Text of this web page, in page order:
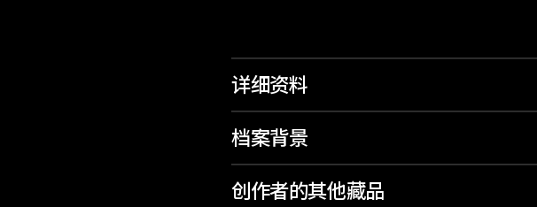
详细资料
档案背景
创作者的其他藏品